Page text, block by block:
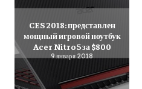
CES 2018: представлен
мощный игровой ноутбук
Acer Nitro 5 за $800
9 января 2018